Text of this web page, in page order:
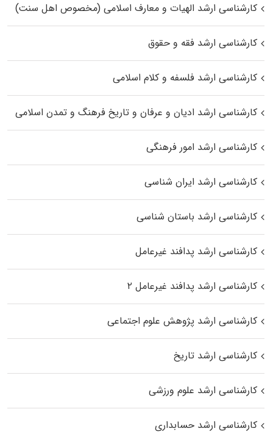
کارشناسی ارشد الهیات و معارف اسلامی (مخصوص اهل سنت)
کارشناسی ارشد فقه و حقوق
کارشناسی ارشد فلسفه و کلام اسلامی
کارشناسی ارشد ادیان و عرفان و تاریخ فرهنگ و تمدن اسلامی
کارشناسی ارشد امور فرهنگی
کارشناسی ارشد ایران شناسی
کارشناسی ارشد باستان شناسی
کارشناسی ارشد پدافند غیرعامل
کارشناسی ارشد پدافند غیرعامل ۲
کارشناسی ارشد پژوهش علوم اجتماعی
کارشناسی ارشد تاریخ
کارشناسی ارشد علوم ورزشی
کارشناسی ارشد حسابداری